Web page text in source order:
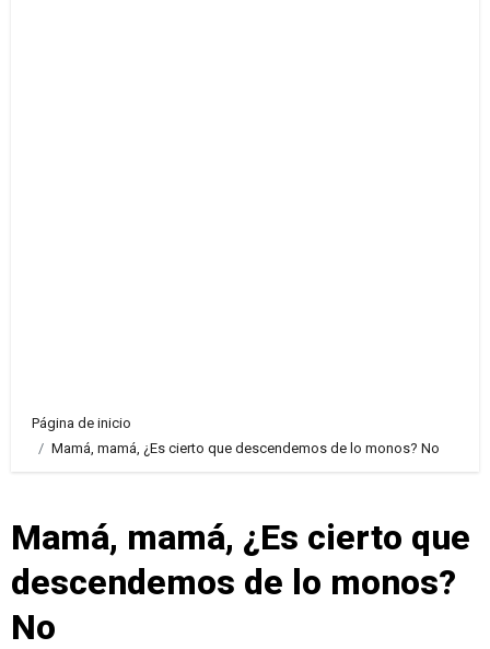
Página de inicio
Mamá, mamá, ¿Es cierto que descendemos de lo monos? No
Mamá, mamá, ¿Es cierto que
descendemos de lo monos?
No